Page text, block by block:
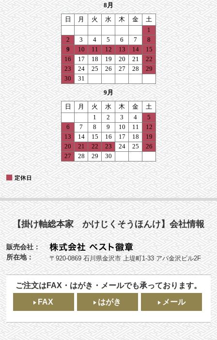
【掛け軸総本家 かけじくそうほんけ】会社情報
販売会社：
所在地：
〒920-0869 石川県金沢市 上堤町1-33 アパ金沢ビル2F
ご注文はFAX・はがき・メールでも承っております。
FAX
はがき メール